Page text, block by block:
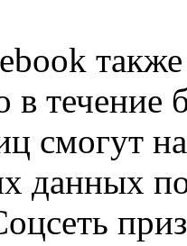
в
смогут
данных